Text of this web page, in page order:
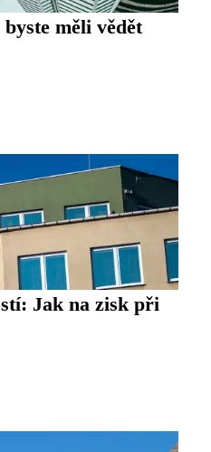
měli vědět
Jak na zisk při